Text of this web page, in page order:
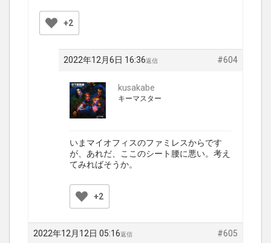
+2
2022年12月6日 16:36 #604
返信
kusakabe
キーマスター
いまマイオフィスのファミレスからです
が、あれだ、ここのシート腰に悪い。考え
てみればそうか。
+2
2022年12月12日 05:16 #605
返信